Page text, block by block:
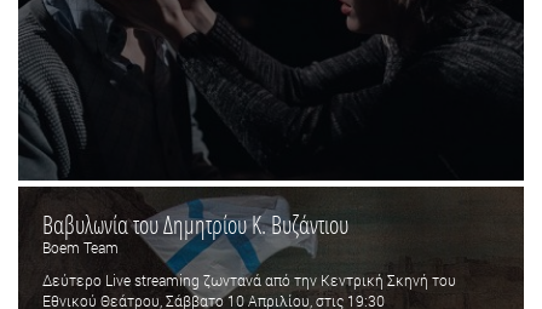
Βαβυλωνία του Δημητρίου Κ. Βυζάντιου
Boem Team
Δεύτερο Live streaming ζωντανά από την Κεντρική Σκηνή του
Εθνικού Θεάτρου, Σάββατο 10 Απριλίου, στις 19:30